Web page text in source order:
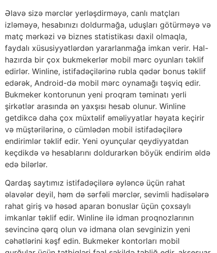
Əlavə sizə mərclər yerləşdirməyə, canlı matçları
izləməyə, hesabınızı doldurmağa, uduşları götürməyə və
matç mərkəzi və biznes statistikası daxil olmaqla,
faydalı xüsusiyyətlərdən yararlanmağa imkan verir. Hal-
hazırda bir çox bukmekerlər mobil mərc oyunları təklif
edirlər. Winline, istifadəçilərinə rubla qədər bonus təklif
edərək, Android-də mobil mərc oynamağı təşviq edir.
Bukmeker kontorunun yeni proqram təminatı yerli
şirkətlər arasında ən yaxşısı hesab olunur. Winline
getdikcə daha çox müxtəlif əməliyyatlar həyata keçirir
və müştərilərinə, o cümlədən mobil istifadəçilərə
endirimlər təklif edir. Yeni oyunçular qeydiyyatdan
keçdikdə və hesablarını doldurarkən böyük endirim əldə
edə bilərlər.
Qardaş saytımız istifadəçilərə əyləncə üçün rahat
əlavələr deyil, həm də sərfəli mərclər, sevimli hadisələrə
rahat giriş və həsəd aparan bonuslar üçün çoxsaylı
imkanlar təklif edir. Winline ilə idman proqnozlarının
sevincinə qərq olun və idmana olan sevginizin yeni
cəhətlərini kəşf edin. Bukmeker kontorları mobil